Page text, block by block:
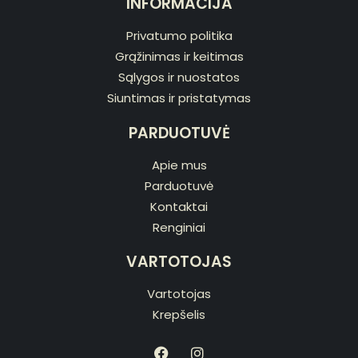
Privatumo politika
Grąžinimas ir keitimas
Sąlygos ir nuostatos
Siuntimas ir pristatymas
PARDUOTUVĖ
Apie mus
Parduotuvė
Kontaktai
Renginiai
VARTOTOJAS
Vartotojas
Krepšelis